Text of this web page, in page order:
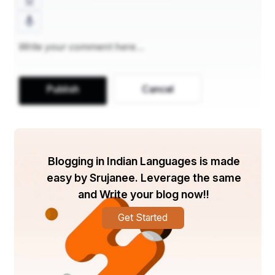
राष्ट्रीय युवा दिवस युवाओं के लिए मनाया जाता है। इस दिन
विभिन्न सार्वजनिक बैठकें और चर्चाएँ आयोजित की जाती हैं जहाँ
गतिविधियों में भाग लेने के लिए प्रोत्साहित किया जाता है। युवा इस
वे आज उन्हें कैसे संभालते हैं, इसका असर सभी के कल पर
युवाओं को प्रोत्साहित करने के लिए स्वामी विवेकानंद ने कहा,
विचार उठाओ। उस एक विचार को अपना जीवन बनाओ - उसके बारे
में सोचो, उसके सपने देखो, उस विचार पर जियो। मस्तिष्क,
मांसपेशियों, नसों और शरीर के हर हिस्से को उस विचार से भर दो,
और बाकी सभी विचारों को अकेला छोड़ दो। यही सफलता का रास्ता
Publish Cancel
Blogging in Indian Languages is made
easy by Srujanee. Leverage the same
and Write your blog now!!
Get Started